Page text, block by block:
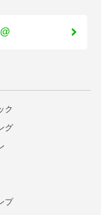
ク
グ
プ